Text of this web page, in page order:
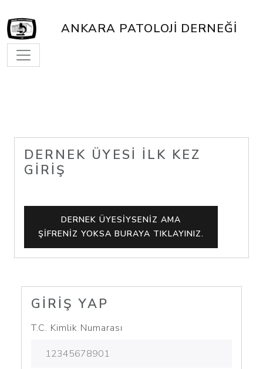
ANKARA PATOLOJI DERNEĞI
DERNEK ÜYESI İLK KEZ
GIRIŞ
DERNEK ÜYESIYSENIZ AMA
ŞIFRENIZ YOKSA BURAYA TIKLAYINIZ.
GIRIŞ YAP
T.C. Kimlik Numarası